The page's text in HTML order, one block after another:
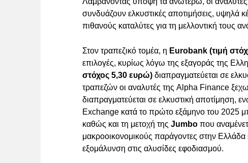
συνδυάζουν ελκυστικές αποτιμήσεις, υψηλά
πιθανούς καταλύτες για τη μελλοντική τους
Στον τραπεζικό τομέα, η Eurobank (τιμή
επιλογές, κυρίως λόγω της εξαγοράς της
στόχος 5,30 ευρώ) διαπραγματεύεται σε
τραπεζών οι αναλυτές της Alpha Finance
διαπραγματεύεται σε ελκυστική αποτίμηση,
Exchange κατά το πρώτο εξάμηνο του 2025
καθώς και τη μετοχή της Jumbo που
μακροοικονομικούς παράγοντες στην
εξομάλυνση στις αλυσίδες εφοδιασμού.